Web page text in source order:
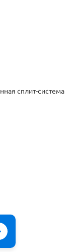
сплит-система